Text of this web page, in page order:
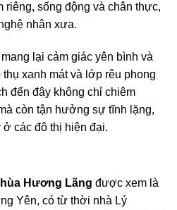
riêng, sống động và chân thực,
nhân xưa.
lại cảm giác yên bình và
xanh mát và lớp rêu phong
đến đây không chỉ chiêm
còn tận hưởng sự tĩnh lặng,
ở các đô thị hiện đại.
Hương Lãng được xem là
Yên, có từ thời nhà Lý